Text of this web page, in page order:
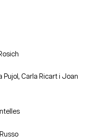
Pujol, Carla Ricart i Joan